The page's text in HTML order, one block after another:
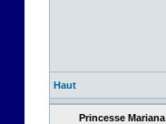
Haut
Princesse Mariana